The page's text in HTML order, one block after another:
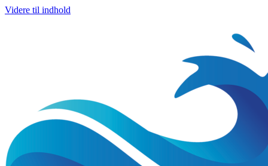
Videre til indhold